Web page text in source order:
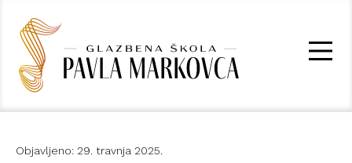
Objavljeno: 29. travnja 2025.